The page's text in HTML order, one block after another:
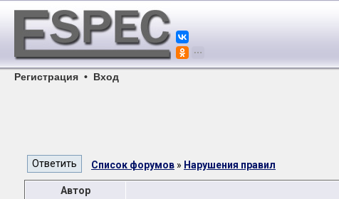
Регистрация • Вход
Список форумов » Нарушения правил
Автор